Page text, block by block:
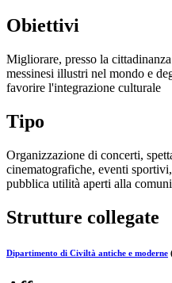
Obiettivi
Migliorare, presso la
messinesi illustri nel mondo e
favorire l'integrazione culturale
Tipo
Organizzazione di concerti,
cinematografiche, eventi
pubblica utilità aperti alla
Strutture collegate
Dipartimento di Civiltà antiche e moderne